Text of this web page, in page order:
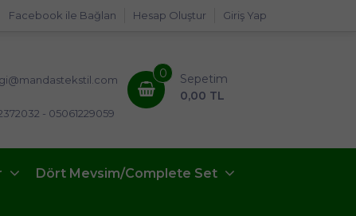
Giriş Yap
Hesap Oluştur
Facebook ile Bağlan
- 05061229059
0
Sepetim
0,00 TL
Dört Mevsim/Complete Set